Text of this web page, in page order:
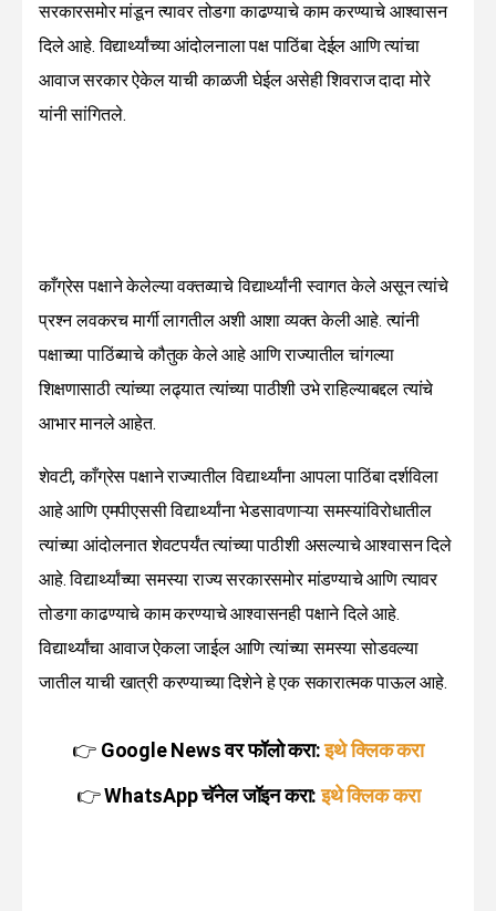
सरकारसमोर मांडून त्यावर तोडगा काढण्याचे काम करण्याचे आश्वासन
दिले आहे. विद्यार्थ्यांच्या आंदोलनाला पक्ष पाठिंबा देईल आणि त्यांचा
आवाज सरकार ऐकेल याची काळजी घेईल असेही शिवराज दादा मोरे
यांनी सांगितले.
काँग्रेस पक्षाने केलेल्या वक्तव्याचे विद्यार्थ्यांनी स्वागत केले असून त्यांचे
प्रश्न लवकरच मार्गी लागतील अशी आशा व्यक्त केली आहे. त्यांनी
पक्षाच्या पाठिंब्याचे कौतुक केले आहे आणि राज्यातील चांगल्या
शिक्षणासाठी त्यांच्या लढ्यात त्यांच्या पाठीशी उभे राहिल्याबद्दल त्यांचे
आभार मानले आहेत.
शेवटी, काँग्रेस पक्षाने राज्यातील विद्यार्थ्यांना आपला पाठिंबा दर्शविला
आहे आणि एमपीएससी विद्यार्थ्यांना भेडसावणाऱ्या समस्यांविरोधातील
त्यांच्या आंदोलनात शेवटपर्यंत त्यांच्या पाठीशी असल्याचे आश्वासन दिले
आहे. विद्यार्थ्यांच्या समस्या राज्य सरकारसमोर मांडण्याचे आणि त्यावर
तोडगा काढण्याचे काम करण्याचे आश्वासनही पक्षाने दिले आहे.
विद्यार्थ्यांचा आवाज ऐकला जाईल आणि त्यांच्या समस्या सोडवल्या
जातील याची खात्री करण्याच्या दिशेने हे एक सकारात्मक पाऊल आहे.
👉 Google News वर फॉलो करा: इथे क्लिक करा
👉WhatsApp चॅनेल जॉइन करा: इथे क्लिक करा